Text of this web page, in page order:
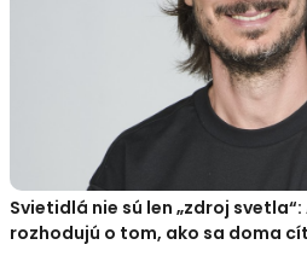
Svietidlá nie sú len „zdroj
rozhodujú o tom, ako sa doma